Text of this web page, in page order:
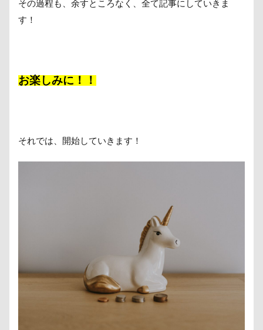
その過程も、余すところなく、全て記事にしていきま
す！
お楽しみに！！
それでは、開始していきます！